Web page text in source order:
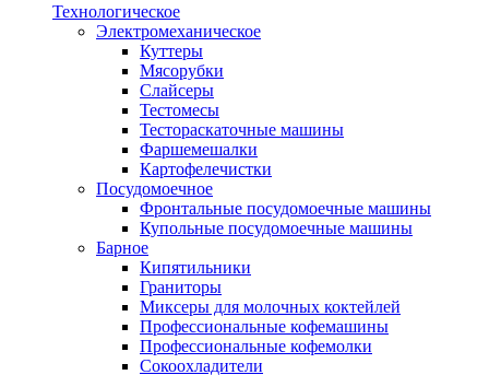
Технологическое
Электромеханическое
Куттеры
Мясорубки
Слайсеры
Тестомесы
Тестораскаточные машины
Фаршемешалки
Картофелечистки
Посудомоечное
Фронтальные посудомоечные машины
Купольные посудомоечные машины
Барное
Кипятильники
Граниторы
Миксеры для молочных коктейлей
Профессиональные кофемашины
Профессиональные кофемолки
Сокоохладители